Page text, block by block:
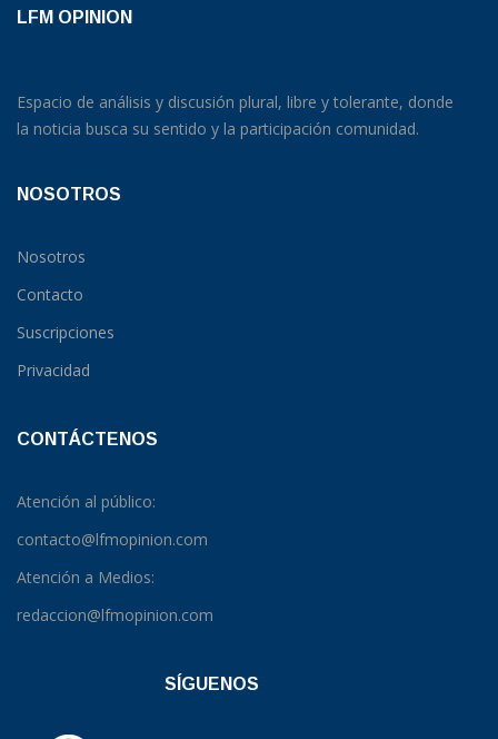
LFM OPINION
Espacio de análisis y discusión plural, libre y tolerante, donde
la noticia busca su sentido y la participación comunidad.
NOSOTROS
Nosotros
Contacto
Suscripciones
Privacidad
CONTÁCTENOS
Atención al público:
contacto@lfmopinion.com
Atención a Medios:
redaccion@lfmopinion.com
SÍGUENOS